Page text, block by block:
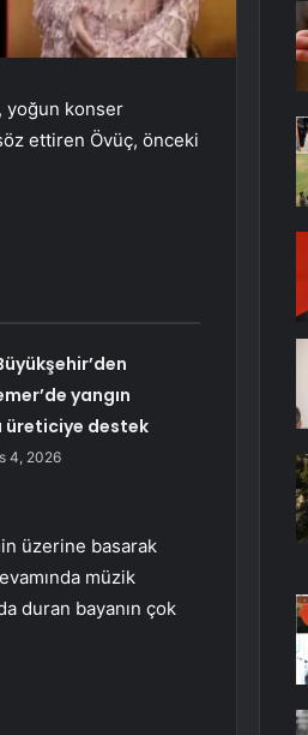
yoğun konser
ettiren Övüç, önceki
yangın
üreticiye destek
4, 2026
üzerine basarak
müzik
duran bayanın çok